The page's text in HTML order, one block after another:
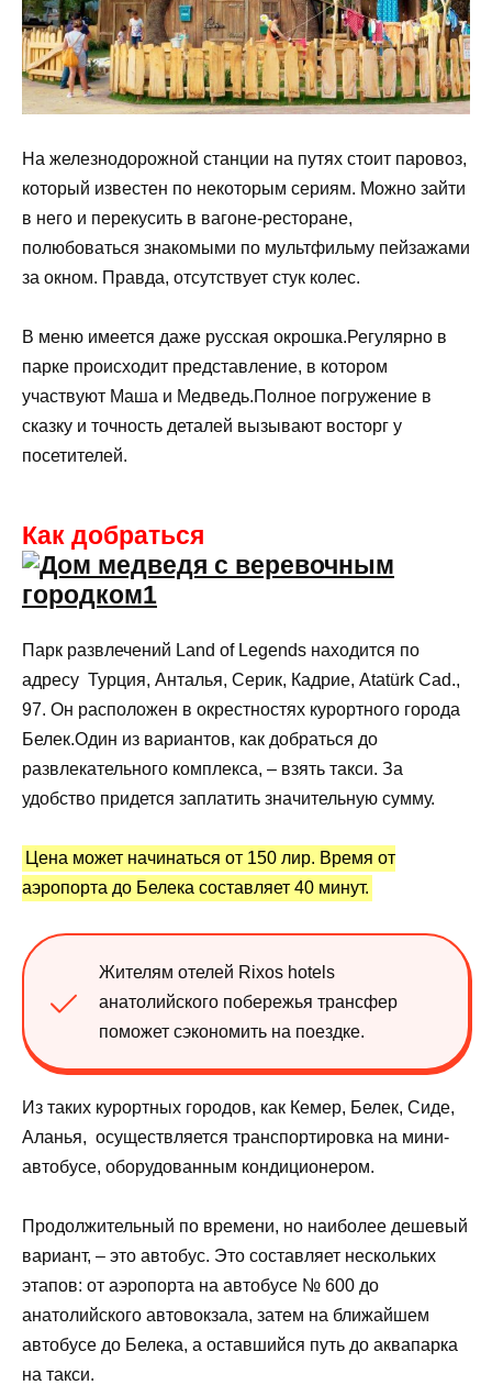
На железнодорожной станции на путях стоит паровоз,
который известен по некоторым сериям. Можно зайти
в него и перекусить в вагоне-ресторане,
полюбоваться знакомыми по мультфильму пейзажами
за окном. Правда, отсутствует стук колес.
В меню имеется даже русская окрошка.Регулярно в
парке происходит представление, в котором
участвуют Маша и Медведь.Полное погружение в
сказку и точность деталей вызывают восторг у
посетителей.
Как добраться
Парк развлечений Land of Legends находится по
адресу Турция, Анталья, Серик, Кадрие, Atatürk Cad.,
97. Он расположен в окрестностях курортного города
Белек.Один из вариантов, как добраться до
развлекательного комплекса, – взять такси. За
удобство придется заплатить значительную сумму.
Цена может начинаться от 150 лир. Время от
аэропорта до Белека составляет 40 минут.
Жителям отелей Rixos hotels
анатолийского побережья трансфер
поможет сэкономить на поездке.
Из таких курортных городов, как Кемер, Белек, Сиде,
Аланья, осуществляется транспортировка на мини-
автобусе, оборудованным кондиционером.
Продолжительный по времени, но наиболее дешевый
вариант, – это автобус. Это составляет нескольких
этапов: от аэропорта на автобусе № 600 до
анатолийского автовокзала, затем на ближайшем
автобусе до Белека, а оставшийся путь до аквапарка
на такси.